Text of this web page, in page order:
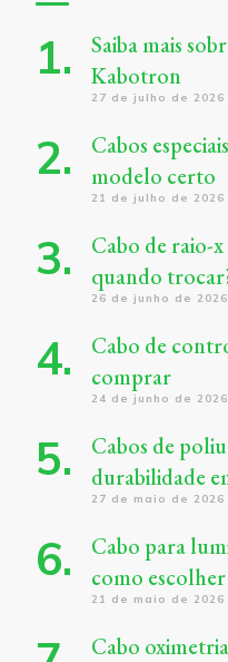
Saiba mais
Kabotron
27 de julho de 2026
Cabos
modelo certo
21 de julho de 2026
Cabo de raio-
quando
26 de junho de 2026
Cabo de
comprar
24 de junho de 2026
Cabos de
durabilidade
27 de maio de 2026
Cabo para
como
21 de maio de 2026
Cabo